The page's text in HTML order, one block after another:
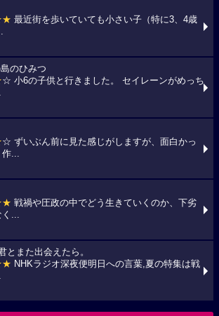
最近街を歩いていても小さい子（特に3、4歳
のひみつ
☆ 小6の子供と行きました。 セイレーンがめっち
☆ ずいぶん前に見た感じがしますが、面白かっ
作...
戦禍や圧政の中でどう生きていくのか、下劣
く...
とまた出会えたら。
NHKラジオ深夜便明日への言葉,夏の特集は戦